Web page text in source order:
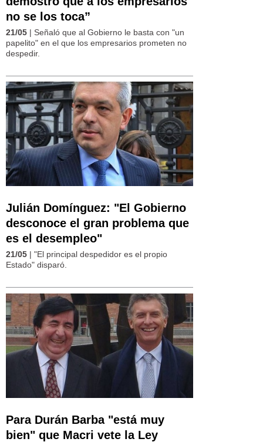
no se los toca”
21/05 | Señaló que al Gobierno le basta con "un
papelito" en el que los empresarios prometen no
despedir.
Julián Domínguez: "El Gobierno
desconoce el gran problema que
es el desempleo"
21/05 | "El principal despedidor es el propio
Estado" disparó.
Para Durán Barba "está muy
bien" que Macri vete la Ley